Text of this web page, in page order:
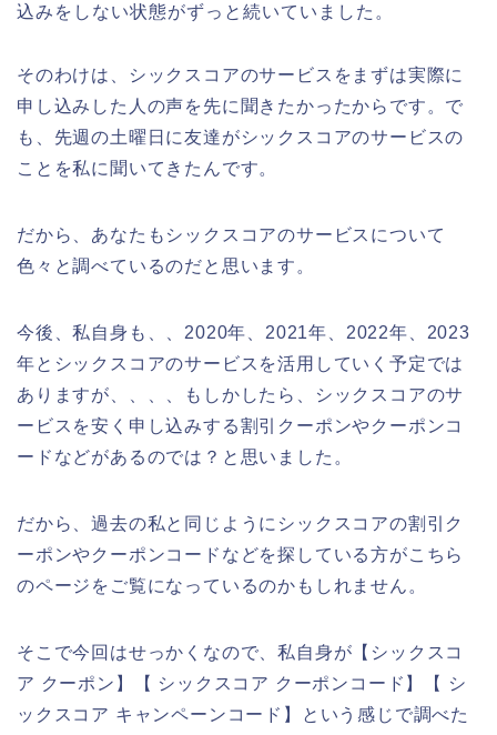
込みをしない状態がずっと続いていました。
そのわけは、シックスコアのサービスをまずは実際に
申し込みした人の声を先に聞きたかったからです。で
も、先週の土曜日に友達がシックスコアのサービスの
ことを私に聞いてきたんです。
だから、あなたもシックスコアのサービスについて
色々と調べているのだと思います。
今後、私自身も、、2020年、2021年、2022年、2023
年とシックスコアのサービスを活用していく予定では
ありますが、、、、もしかしたら、シックスコアのサ
ービスを安く申し込みする割引クーポンやクーポンコ
ードなどがあるのでは？と思いました。
だから、過去の私と同じようにシックスコアの割引ク
ーポンやクーポンコードなどを探している方がこちら
のページをご覧になっているのかもしれません。
そこで今回はせっかくなので、私自身が【シックスコ
ア クーポン】【 シックスコア クーポンコード】【 シ
ックスコア キャンペーンコード】という感じで調べた